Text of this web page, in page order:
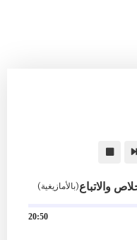
والاتباع(بالأمازيغية)
20:50